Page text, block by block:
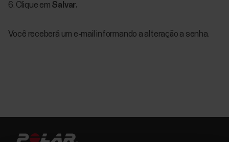
Clique em Salvar.
Você receberá um e-mail informando a alteração a senha.